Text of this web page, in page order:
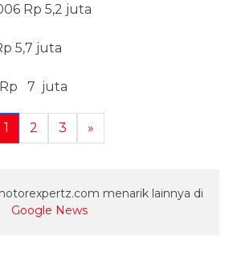
Rp 5,2 juta
5,7 juta
Rp 7 juta
1 2 3 »
menarik lainnya di
Google News